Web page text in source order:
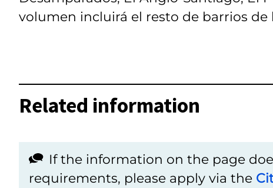
volumen incluirá el resto de barrios de
Related information
If the information on the page
requirements, please apply via the